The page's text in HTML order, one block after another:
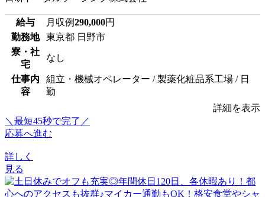
給与 月収例290,000円
勤務地
東京都 日野市
寮・社
宅
なし
仕事内
容
組立・機械オペレーター / 製薬化粧品系工場 / 日
勤
詳細を表示
＼最短45秒で完了／
応募へ進む
詳しく
見る